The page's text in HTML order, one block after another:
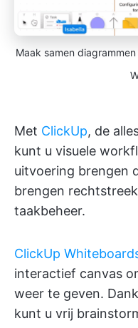
Maak samen
Met ClickUp, de
kunt u visuele
uitvoering brengen
brengen
taakbeheer.
ClickUp
interactief canvas
weer te geven.
kunt u vrij